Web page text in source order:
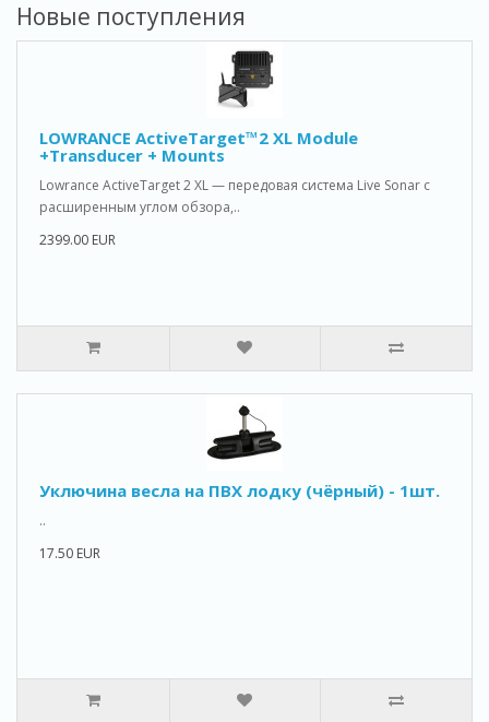
Новые поступления
LOWRANCE ActiveTarget™2 XL Module
+Transducer + Mounts
Lowrance ActiveTarget 2 XL — передовая система Live Sonar с
расширенным углом обзора,..
2399.00 EUR
Уключина весла на ПВХ лодку (чёрный) - 1шт.
..
17.50 EUR